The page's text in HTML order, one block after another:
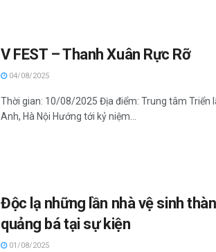
V FEST – Thanh Xuân Rực Rỡ
04/08/2025
Thời gian: 10/08/2025 Địa điểm: Trung tâm Triển
Anh, Hà Nội Hướng tới kỷ niệm...
Độc lạ những lần nhà vệ sinh
quảng bá tại sự kiện
01/08/2025